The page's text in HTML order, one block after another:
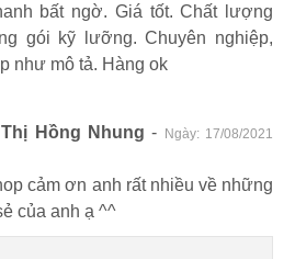
bất ngờ. Giá tốt. Chất lượng
gói kỹ lưỡng. Chuyên nghiệp,
như mô tả. Hàng ok
Hồng Nhung - Ngày: 17/08/2021
cảm ơn anh rất nhiều về những
của anh ạ ^^